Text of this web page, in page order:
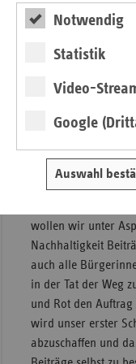
Notwendig
Statistik
Video-
Google
Auswahl
zugunsten der
fairen Wettbewerb
funktionieren.
Überschüsse im
Gesundheitspolitik
Ergebnis eines zu
Sinne einer
wollen wir unter
Nachhaltigkeit
auch alle
in der Tat der Weg
und Rot den
wird unser erster
abzuschaffen und